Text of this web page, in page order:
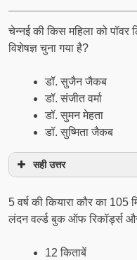
चेन्नई की किस महिला को पॉवर
विशेषज्ञ चुना गया है?
डॉ. सुजैन जैकब
डॉ. संजीत वर्मा
डॉ. सुमन मेहता
डॉ. सुष्मिता जैकब
सही उत्तर
5 वर्ष की कियारा कौर का
लंदन वर्ल्ड बुक ऑफ रिकॉर्ड्स
12 किताबें